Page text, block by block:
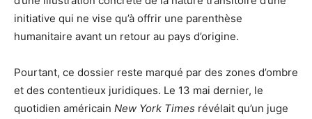
initiative qui ne vise qu’à offrir une parenthèse
humanitaire avant un retour au pays d’origine.
Pourtant, ce dossier reste marqué par des zones d’ombre
et des contentieux juridiques. Le 13 mai dernier, le
quotidien américain New York Times révélait qu’un juge